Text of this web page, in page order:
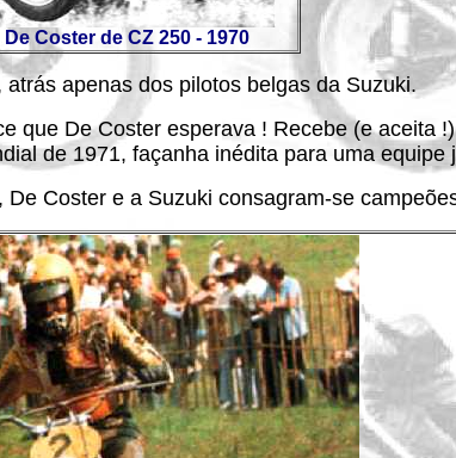
De Coster de CZ 250 - 1970
apenas dos pilotos belgas da Suzuki.
que De Coster esperava ! Recebe (e aceita
de 1971, façanha inédita para uma equipe
Coster e a Suzuki consagram-se